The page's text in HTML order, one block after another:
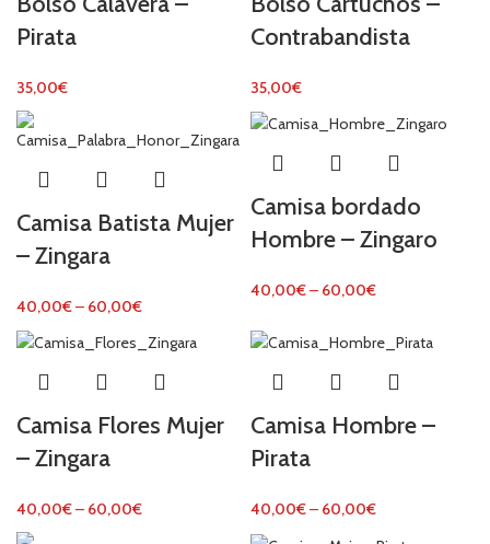
Pirata
35,00€
Contrabandista
35,00€
Camisa Batista Mujer
– Zingara
40,00€– 60,00€
Camisa bordado
Hombre – Zingaro
40,00€– 60,00€
Camisa Flores Mujer
– Zingara
40,00€– 60,00€
Camisa Hombre –
Pirata
40,00€– 60,00€